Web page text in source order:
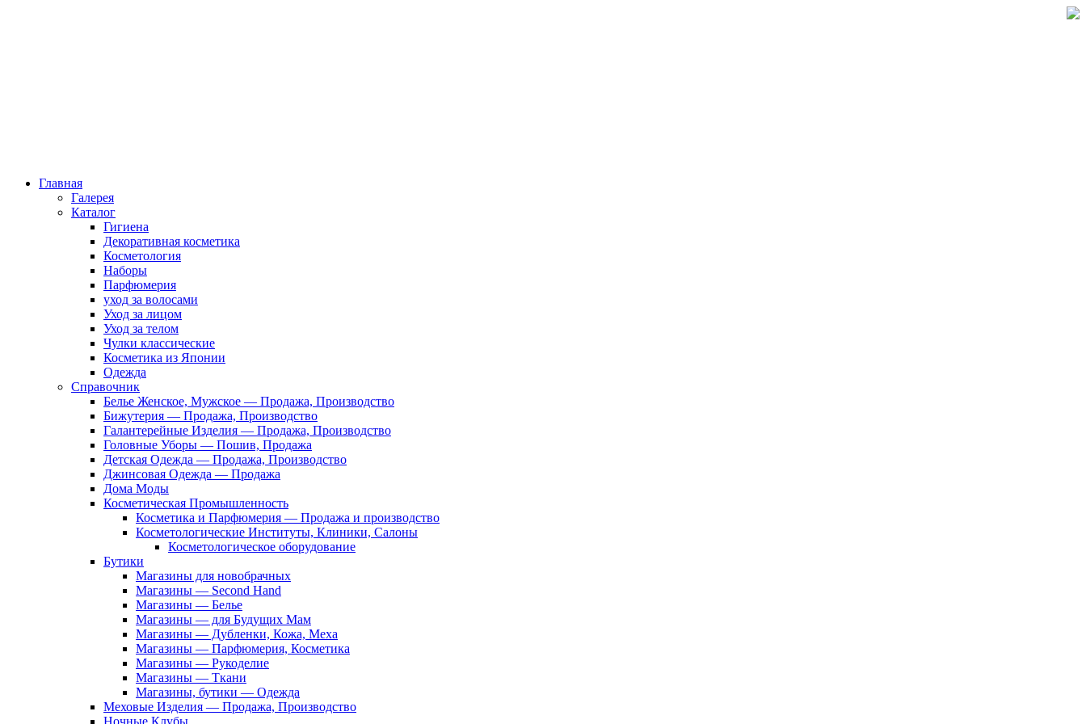
Главная
Галерея
Каталог
Гигиена
Декоративная косметика
Косметология
Наборы
Парфюмерия
уход за волосами
Уход за лицом
Уход за телом
Чулки классические
Косметика из Японии
Одежда
Справочник
Белье Женское, Мужское — Продажа, Производство
Бижутерия — Продажа, Производство
Галантерейные Изделия — Продажа, Производство
Головные Уборы — Пошив, Продажа
Детская Одежда — Продажа, Производство
Джинсовая Одежда — Продажа
Дома Моды
Косметическая Промышленность
Косметика и Парфюмерия — Продажа и производство
Косметологические Институты, Клиники, Салоны
Косметологическое оборудование
Бутики
Магазины для новобрачных
Магазины — Second Hand
Магазины — Белье
Магазины — для Будущих Мам
Магазины — Дубленки, Кожа, Меха
Магазины — Парфюмерия, Косметика
Магазины — Рукоделие
Магазины — Ткани
Магазины, бутики — Одежда
Меховые Изделия — Продажа, Производство
Ночные Клубы